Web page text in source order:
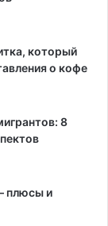
который
о кофе
8
плюсы и